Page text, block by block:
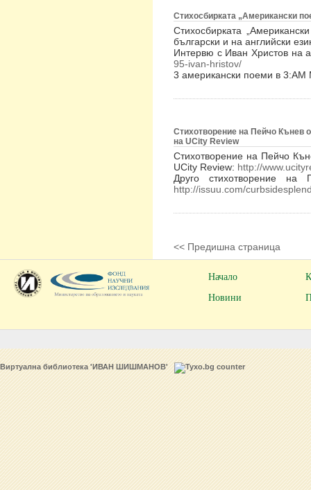
Стихосбирката „Американски
Стихосбирката
български и на английски
Интервю с Иван Христов на
95-ivan-hristov/
3 американски поеми в
Стихотворение на Пейчо Кънев
на UCity Review
Стихотворение на Пейчо
UCity Review: http://
Друго стихотворение на
http://issuu.com/
<< Предишна страница
Начало
Новини
Виртуална библиотека 'ИВАН ШИШМАНОВ'